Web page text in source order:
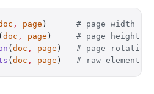
, page ) # page width in
( doc , page ) # page height
( doc , page ) # page rotation
( doc , page ) # raw element